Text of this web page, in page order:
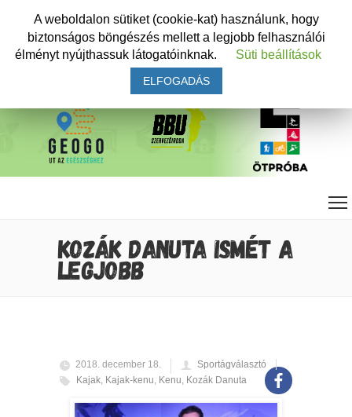
KOZÁK DANUTA ISMÉT A
LEGJOBB
2018. december 18.
Sportágválasztó
Kajak, Kajak-kenu, Kenu, Kozák Danuta
A weboldalon sütiket (cookie-kat) használunk, hogy
biztonságos böngészés mellett a legjobb felhasználói
élményt nyújthassuk látogatóinknak.
Süti beállítások
ELFOGADÁS